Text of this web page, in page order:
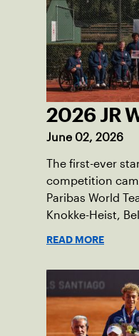
2026 JR
June 02, 2026
The first-ever
competition
Paribas World
Knokke-Heist,
READ MORE